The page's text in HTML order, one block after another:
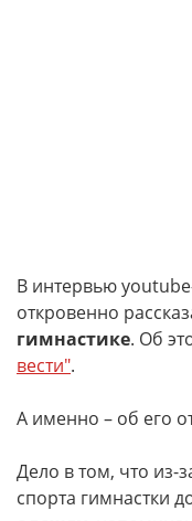
В интервью
откровенно
гимнастике. Об
вести".
А именно – об его
Дело в том, что из-
спорта гимнастки